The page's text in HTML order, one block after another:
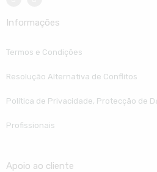
Informações
Termos e Condições
Resolução Alternativa de Conflitos
Política de Privacidade, Protecção de
Profissionais
Apoio ao cliente